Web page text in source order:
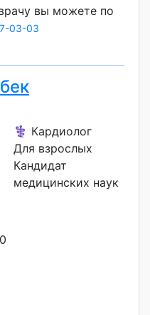
вы можете по
03-03
⚕️ Кардиолог
Для взрослых
Кандидат
медицинских наук